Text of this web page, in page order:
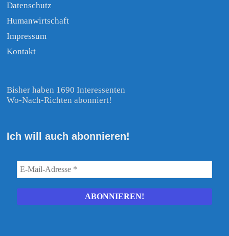
Datenschutz
Humanwirtschaft
Impressum
Kontakt
Bisher haben 1690 Interessenten
Wo-Nach-Richten abonniert!
Ich will auch abonnieren!